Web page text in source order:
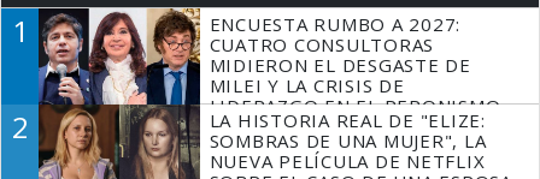
1
ENCUESTA RUMBO A 2027:
CUATRO CONSULTORAS
MIDIERON EL DESGASTE DE
MILEI Y LA CRISIS DE
LIDERAZGO EN EL PERONISMO
2
LA HISTORIA REAL DE "ELIZE:
SOMBRAS DE UNA MUJER", LA
NUEVA PELÍCULA DE NETFLIX